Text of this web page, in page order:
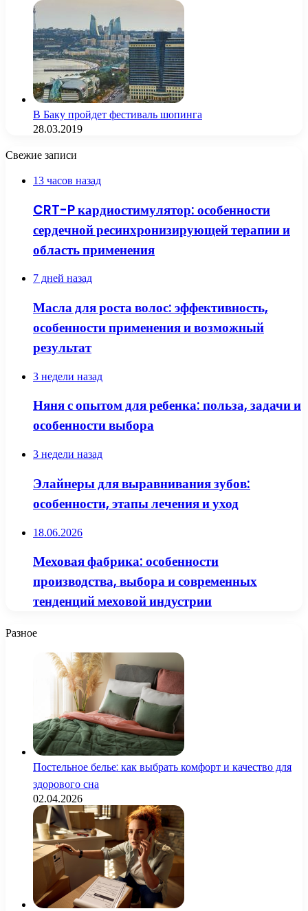
В Баку пройдет фестиваль шопинга
28.03.2019
Свежие записи
13 часов назад
CRT-P кардиостимулятор: особенности
сердечной ресинхронизирующей терапии и
область применения
7 дней назад
Масла для роста волос: эффективность,
особенности применения и возможный
результат
3 недели назад
Няня с опытом для ребенка: польза, задачи и
особенности выбора
3 недели назад
Элайнеры для выравнивания зубов:
особенности, этапы лечения и уход
18.06.2026
Меховая фабрика: особенности
производства, выбора и современных
тенденций меховой индустрии
Разное
Постельное белье: как выбрать комфорт и качество для
здорового сна
02.04.2026